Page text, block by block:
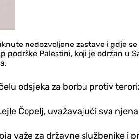
nedozvoljene zastave i gdje
Palestini, koji je održan u
odsjeka za borbu protiv
Čopelj, uvažavajući sva
važe za državne službenike i